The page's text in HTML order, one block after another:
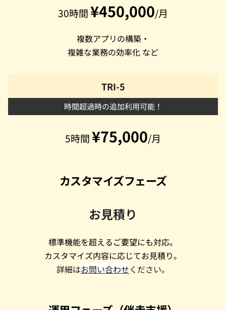
30時間 ¥450,000/月
複数アプリの構築・
複雑な業務の効率化 など
TRI-5
時間超過時の追加利用可能！
5時間 ¥75,000/月
カスタマイズフェーズ
お見積り
標準機能を超えるご要望にも対応。
カスタマイズ内容に応じてお見積り。
詳細はお問い合わせください。